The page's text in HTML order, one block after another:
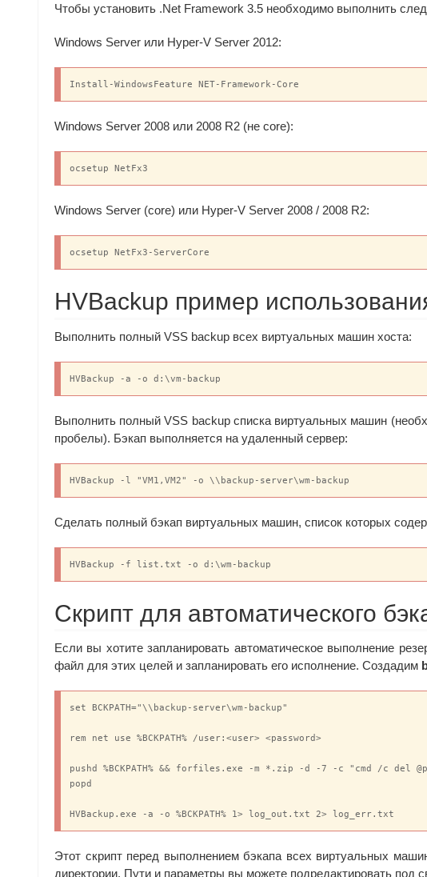
Чтобы установить .Net Framework 3.5 необходимо выполнить
Windows Server или Hyper-V Server 2012:
Install-WindowsFeature NET-Framework-Core
Windows Server 2008 или 2008 R2 (не core):
ocsetup NetFx3
Windows Server (core) или Hyper-V Server 2008 / 2008 R2:
ocsetup NetFx3-ServerCore
HVBackup пример
Выполнить полный VSS backup всех виртуальных машин хоста:
HVBackup -a -o d:\vm-backup
Выполнить полный VSS backup списка виртуальных машин
пробелы). Бэкап выполняется на удаленный сервер:
HVBackup -l "VM1,VM2" -o \\backup-server\wm-backup
Сделать полный бэкап виртуальных машин, список которых
HVBackup -f list.txt -o d:\wm-backup
Скрипт для автоматического
Если вы хотите запланировать автоматическое выполнение
файл для этих целей и запланировать его исполнение. Создадим
set BCKPATH="\\backup-server\wm-backup"
rem net use %BCKPATH% /user:<user> <password>
pushd %BCKPATH% && forfiles.exe -m *.zip -d -7 -c "cmd /c del
popd
Этот скрипт перед выполнением бэкапа всех виртуальных
директории. Пути и параметры вы можете подредактировать под